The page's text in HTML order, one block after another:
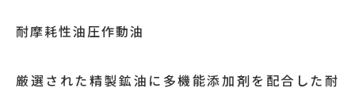
耐摩耗性油圧作動油
厳選された精製鉱油に多機能添加剤を配合した耐